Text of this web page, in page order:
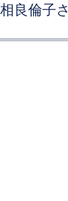
良倫子さ